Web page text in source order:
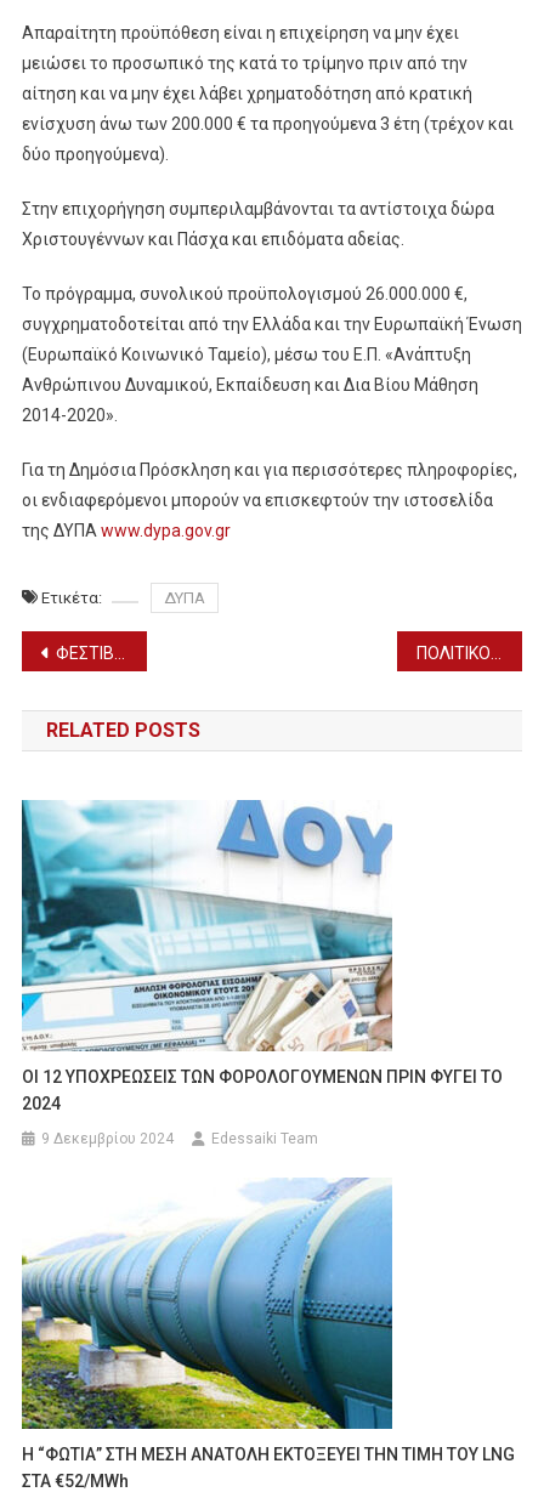
Απαραίτητη προϋπόθεση είναι η επιχείρηση να μην έχει
μειώσει το προσωπικό της κατά το τρίμηνο πριν από την
αίτηση και να μην έχει λάβει χρηματοδότηση από κρατική
ενίσχυση άνω των 200.000 € τα προηγούμενα 3 έτη (τρέχον και
δύο προηγούμενα).
Στην επιχορήγηση συμπεριλαμβάνονται τα αντίστοιχα δώρα
Χριστουγέννων και Πάσχα και επιδόματα αδείας.
Το πρόγραμμα, συνολικού προϋπολογισμού 26.000.000 €,
συγχρηματοδοτείται από την Ελλάδα και την Ευρωπαϊκή Ένωση
(Ευρωπαϊκό Κοινωνικό Ταμείο), μέσω του Ε.Π. «Ανάπτυξη
Ανθρώπινου Δυναμικού, Εκπαίδευση και Δια Βίου Μάθηση
2014-2020».
Για τη Δημόσια Πρόσκληση και για περισσότερες πληροφορίες,
οι ενδιαφερόμενοι μπορούν να επισκεφτούν την ιστοσελίδα
της ΔΥΠΑ www.dypa.gov.gr
Ετικέτα: ΔΥΠΑ
Πλοήγηση
άρθρων
ΦΕΣΤΙΒΑΛ ΜΕΛΙΟΥ: Το Φεστιβάλ που θα σας κάνει να κολλήσετε!!!
RELATED POSTS
ΟΙ 12 ΥΠΟΧΡΕΩΣΕΙΣ ΤΩΝ ΦΟΡΟΛΟΓΟΥΜΕΝΩΝ ΠΡΙΝ ΦΥΓΕΙ ΤΟ
2024
9 Δεκεμβρίου 2024 Edessaiki Team
Η “ΦΩΤΙΑ” ΣΤΗ ΜΕΣΗ ΑΝΑΤΟΛΗ ΕΚΤΟΞΕΥΕΙ ΤΗΝ ΤΙΜΗ ΤΟΥ LNG
ΣΤΑ €52/MWh